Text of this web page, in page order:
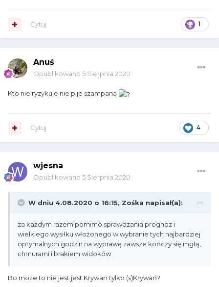
1
Cytuj
Anuś
Opublikowano 5 Sierpnia 2020
Kto nie ryzykuje nie pije szampana
4
Cytuj
wjesna
Opublikowano 5 Sierpnia 2020
W dniu 4.08.2020 o 16:15, Zośka napisał(a):
za każdym razem pomimo sprawdzania prognoz i
wielkiego wysiłku włożonego w wybranie tych najbardziej
optymalnych godzin na wyprawę zawsze kończy się mgłą,
chmurami i brakiem widoków
Bo może to nie jest jest Krywań tylko (s)Krywań?